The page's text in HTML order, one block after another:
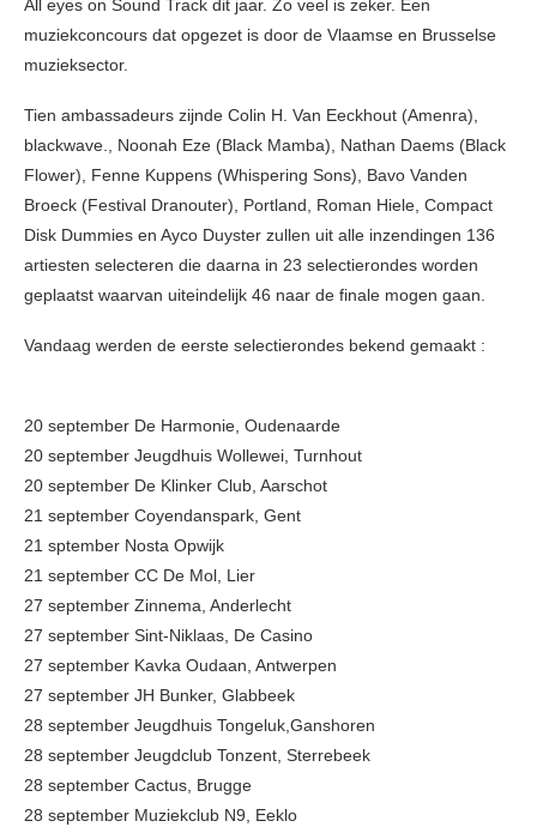
All eyes on Sound Track dit jaar. Zo veel is zeker. Een
muziekconcours dat opgezet is door de Vlaamse en Brusselse
muzieksector.
Tien ambassadeurs zijnde Colin H. Van Eeckhout (Amenra),
blackwave., Noonah Eze (Black Mamba), Nathan Daems (Black
Flower), Fenne Kuppens (Whispering Sons), Bavo Vanden
Broeck (Festival Dranouter), Portland, Roman Hiele, Compact
Disk Dummies en Ayco Duyster zullen uit alle inzendingen 136
artiesten selecteren die daarna in 23 selectierondes worden
geplaatst waarvan uiteindelijk 46 naar de finale mogen gaan.
Vandaag werden de eerste selectierondes bekend gemaakt :
20 september De Harmonie, Oudenaarde
20 september Jeugdhuis Wollewei, Turnhout
20 september De Klinker Club, Aarschot
21 september Coyendanspark, Gent
21 sptember Nosta Opwijk
21 september CC De Mol, Lier
27 september Zinnema, Anderlecht
27 september Sint-Niklaas, De Casino
27 september Kavka Oudaan, Antwerpen
27 september JH Bunker, Glabbeek
28 september Jeugdhuis Tongeluk,Ganshoren
28 september Jeugdclub Tonzent, Sterrebeek
28 september Cactus, Brugge
28 september Muziekclub N9, Eeklo